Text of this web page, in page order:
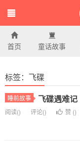
首页 童话故事
标签：飞碟
睡前故事 飞碟遇难记
阅读() 评论() 赞 ()